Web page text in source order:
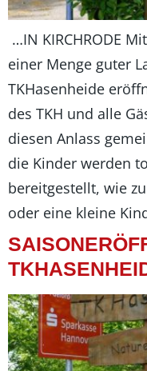
…IN KIRCHRODE
einer Menge guter
TKHasenheide
des TKH und alle
diesen Anlass
die Kinder werden
bereitgestellt, wie
oder eine kleine